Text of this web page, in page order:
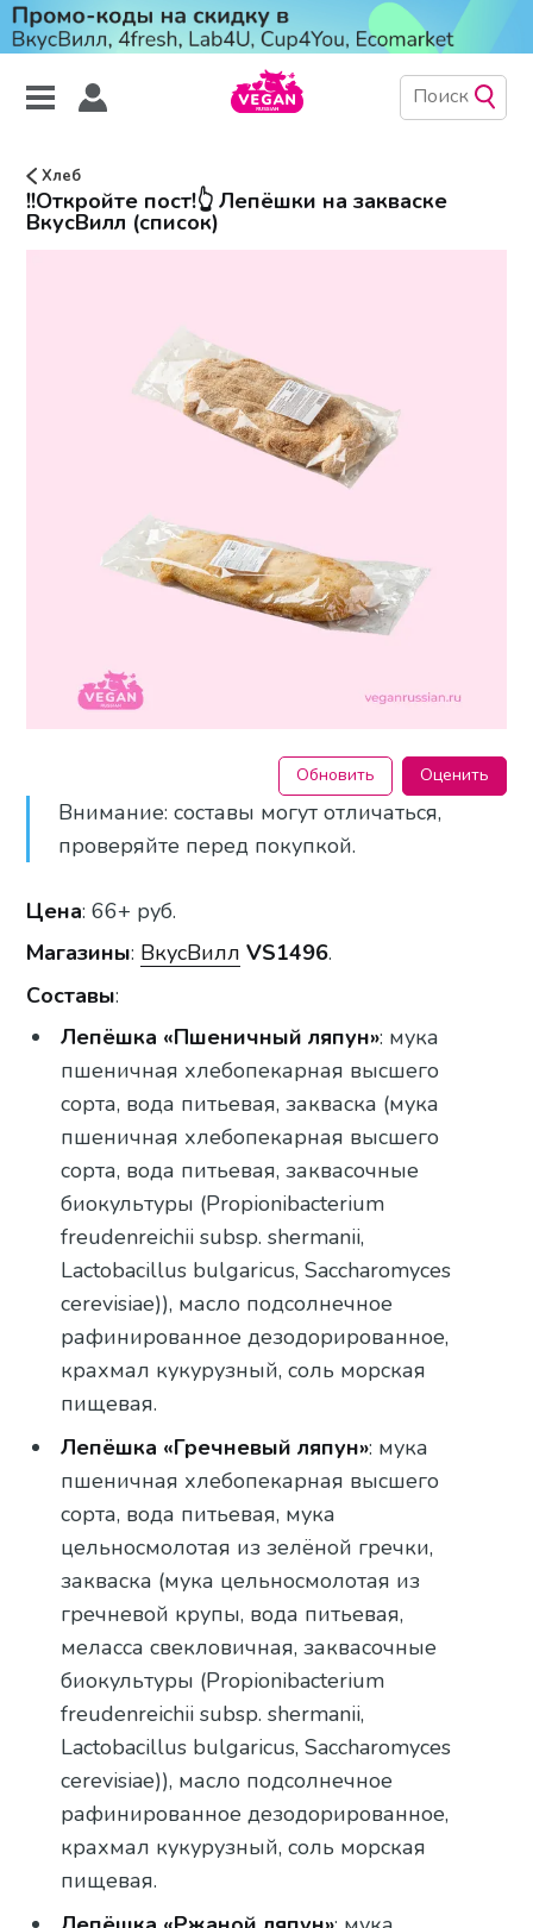
Хлеб
!!Откройте пост!👆 Лепёшки на закваске
ВкусВилл (список)
Обновить Оценить
Внимание: составы могут отличаться,
проверяйте перед покупкой.
Цена: 66+ руб.
Магазины: ВкусВилл VS1496.
Составы:
Лепёшка «Пшеничный ляпун»: мука
пшеничная хлебопекарная высшего
сорта, вода питьевая, закваска (мука
пшеничная хлебопекарная высшего
сорта, вода питьевая, заквасочные
биокультуры (Propionibacterium
freudenreichii subsp. shermanii,
Lactobacillus bulgaricus, Saccharomyces
cerevisiae)), масло подсолнечное
рафинированное дезодорированное,
крахмал кукурузный, соль морская
пищевая.
Лепёшка «Гречневый ляпун»: мука
пшеничная хлебопекарная высшего
сорта, вода питьевая, мука
цельносмолотая из зелёной гречки,
закваска (мука цельносмолотая из
гречневой крупы, вода питьевая,
меласса свекловичная, заквасочные
биокультуры (Propionibacterium
freudenreichii subsp. shermanii,
Lactobacillus bulgaricus, Saccharomyces
cerevisiae)), масло подсолнечное
рафинированное дезодорированное,
крахмал кукурузный, соль морская
пищевая.